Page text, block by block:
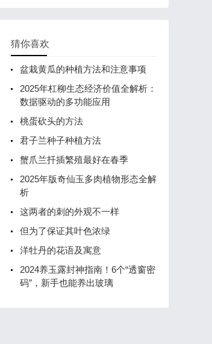
猜你喜欢
盆栽黄瓜的种植方法和注意事项
2025年杠柳生态经济价值全解析：
数据驱动的多功能应用
桃蛋砍头的方法
君子兰种子种植方法
蟹爪兰扦插繁殖最好在春季
2025年版奇仙玉多肉植物形态全解
析
这两者的刺的外观不一样
但为了保证其叶色浓绿
洋牡丹的花语及寓意
2024养玉露封神指南！6个“透窗密
码”，新手也能养出玻璃